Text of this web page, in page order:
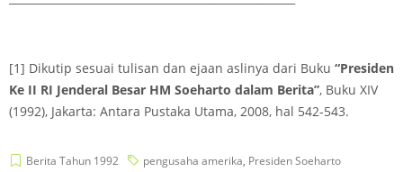
[1] Dikutip sesuai tulisan dan ejaan aslinya dari Buku “Presiden
Ke II RI Jenderal Besar HM Soeharto dalam Berita”, Buku XIV
(1992), Jakarta: Antara Pustaka Utama, 2008, hal 542-543.
Berita Tahun 1992 pengusaha amerika, Presiden Soeharto